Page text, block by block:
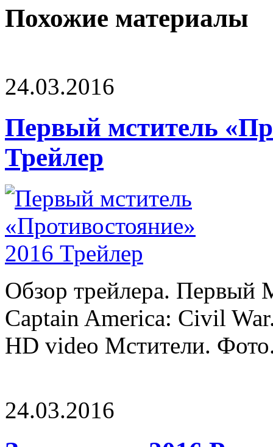
Похожие материалы
24.03.2016
Первый мститель
Трейлер
Обзор трейлера. Первый
Captain America: Civil
HD video Мстители.
24.03.2016